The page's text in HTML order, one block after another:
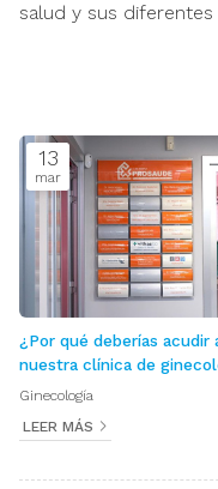
salud y sus diferentes
13
mar
¿Por qué deberías acudir
nuestra clínica de
en Cangas?
Ginecología
LEER MÁS